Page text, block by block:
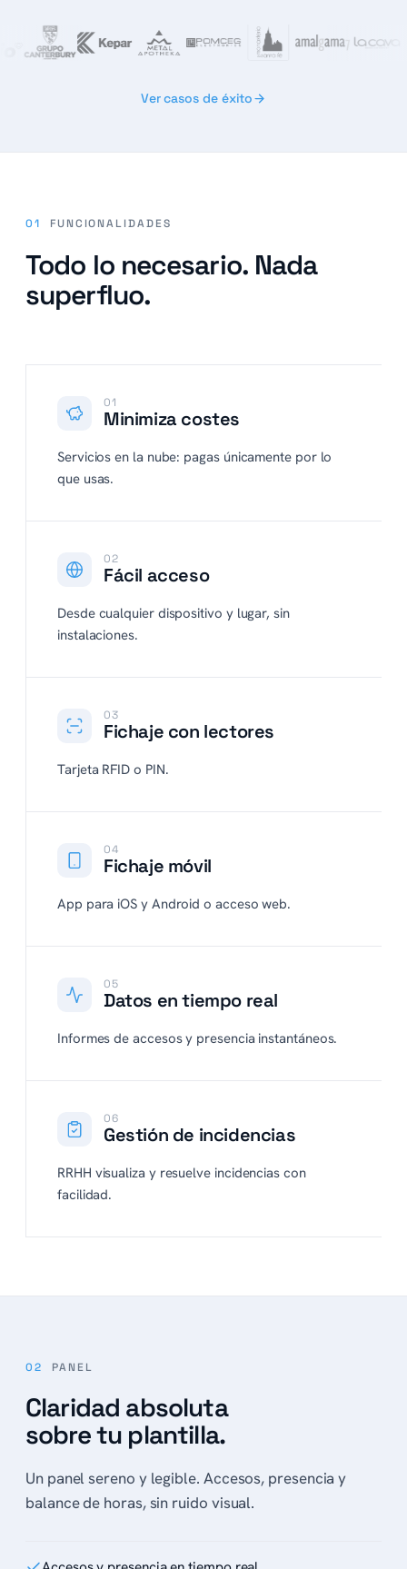
Ver casos de éxito
01 FUNCIONALIDADES
Todo lo necesario. Nada
superfluo.
01
Minimiza costes
Servicios en la nube: pagas únicamente por lo
que usas.
02
Fácil acceso
Desde cualquier dispositivo y lugar, sin
instalaciones.
03
Fichaje con lectores
Tarjeta RFID o PIN.
04
Fichaje móvil
App para iOS y Android o acceso web.
05
Datos en tiempo real
Informes de accesos y presencia instantáneos.
06
Gestión de incidencias
RRHH visualiza y resuelve incidencias con
facilidad.
02 PANEL
Claridad absoluta
sobre tu plantilla.
Un panel sereno y legible. Accesos, presencia y
balance de horas, sin ruido visual.